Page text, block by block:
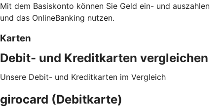
Mit dem Basiskonto können Sie Geld ein- und auszahlen
und das OnlineBanking nutzen.
Karten
Debit- und Kreditkarten vergleichen
Unsere Debit- und Kreditkarten im Vergleich
girocard (Debitkarte)